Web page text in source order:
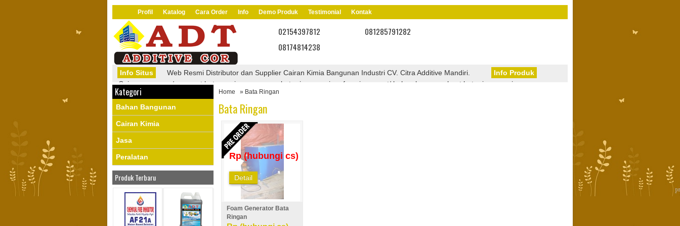
Profil Katalog Cara Order Info Demo Produk Testimonial Kontak
02154397812
081285791282
08174814238
Info Situs Web Resmi Distributor dan Supplier Cairan Kimia Bangunan Industri CV. Citra Additive Mandiri.
Info Produk
Cairan pengeras/ penguat beton, cairan pengeras bata ringan, cairan foaming agent/ bahan busa pembuat bata ringan, cairan
pengeras paving blok, cairan pengeras buat batako, cairan pengeras bata merah tanpa bakar, cairan pendingin/ cairan anti karat
soil stabilizer/ pengeras jalan tanah, cairan pembersih bercak pada batu marmer, krim grafir kaca, cairan kimia buat olah mas, cairan
kimia buat olah perak, cairan kimia buat olah timah,dll.
Info Promo
Nantikan promo menarik dari kami
Home » Bata Ringan
Bata Ringan
Rp (hubungi cs)
Detail
Foam Generator Bata
Ringan
Kategori
Bahan Bangunan
Cairan Kimia
Jasa
Peralatan
Produk Terbaru